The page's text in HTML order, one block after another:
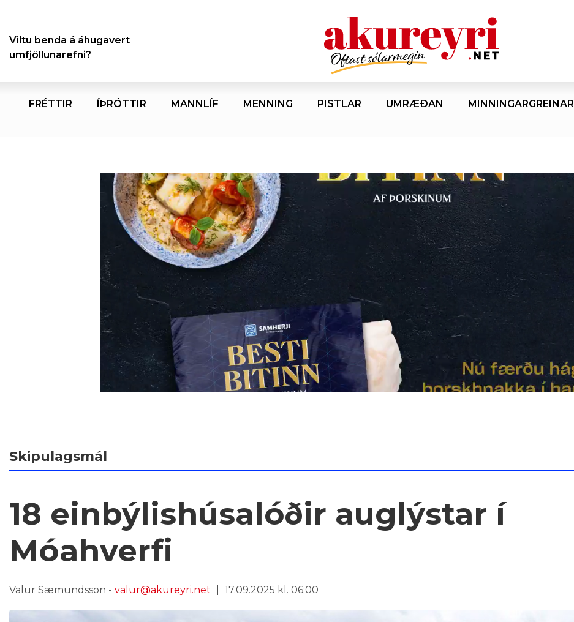
Viltu benda á áhugavert
umfjöllunarefni?
FRÉTTIR ÍÞRÓTTIR MANNLÍF MENNING PISTLAR UMRÆÐAN MINNINGARGREINAR
Skipulagsmál
18 einbýlishúsalóðir auglýstar í
Móahverfi
Valur Sæmundsson - valur@akureyri.net 17.09.2025 kl. 06:00